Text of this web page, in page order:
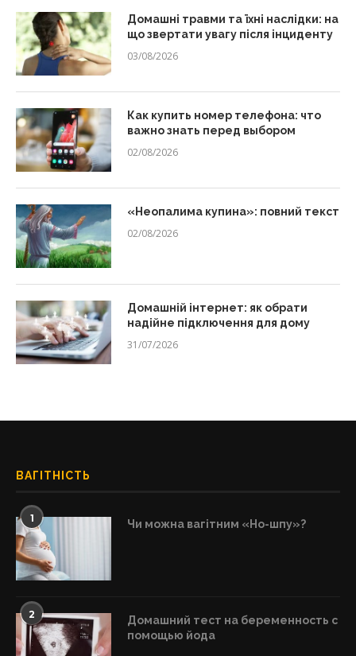
Домашні травми та їхні наслідки: на
що звертати увагу після інциденту
03/08/2026
Как купить номер телефона: что
важно знать перед выбором
02/08/2026
«Неопалима купина»: повний текст
02/08/2026
Домашній інтернет: як обрати
надійне підключення для дому
31/07/2026
ВАГІТНІСТЬ
1 Чи можна вагітним «Но-шпу»?
2
Домашний тест на беременность с
помощью йода